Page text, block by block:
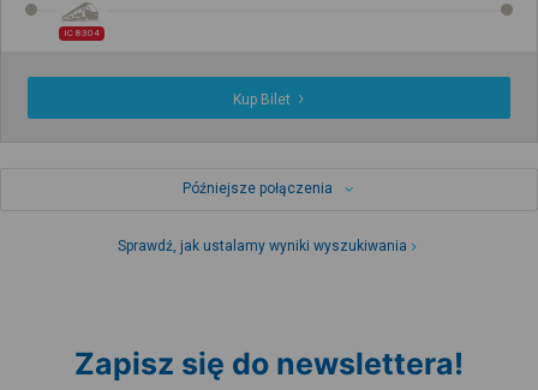
IC 8304
Kup Bilet
Późniejsze połączenia
Sprawdź, jak ustalamy wyniki wyszukiwania
Zapisz się do newslettera!